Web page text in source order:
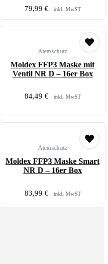
79,99 € inkl. MwST
Atemschutz
Moldex FFP3 Maske mit
Ventil NR D – 16er Box
84,49 € inkl. MwST
Atemschutz
Moldex FFP3 Maske Smart
NR D – 16er Box
83,99 € inkl. MwST